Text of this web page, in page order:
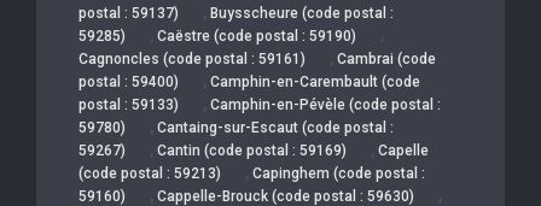
postal : 59137)
, Buysscheure (code postal :
59285)
, Caëstre (code postal : 59190) ,
Cagnoncles (code postal : 59161) , Cambrai (code
postal : 59400)
, Camphin-en-Carembault (code
postal : 59133)
, Camphin-en-Pévèle (code postal :
59780)
, Cantaing-sur-Escaut (code postal :
59267)
, Cantin (code postal : 59169) , Capelle
(code postal : 59213)
, Capinghem (code postal :
59160)
, Cappelle-Brouck (code postal : 59630) ,